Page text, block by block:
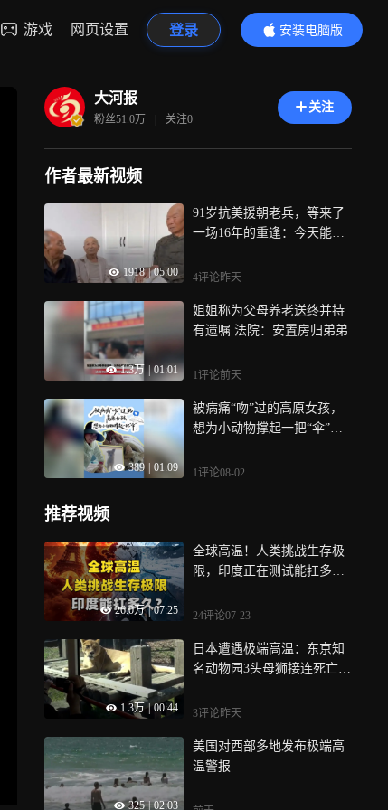
游戏 网页设置 登录
安装电脑版
内容更精彩
大河报
粉丝51.0万 | 关注0
关注
作者最新视频
1918 05:00
91岁抗美援朝老兵，等来了
一场16年的重逢：今天能坐
4评论昨天
1.3万 01:01
姐姐称为父母养老送终并持
有遗嘱 法院：安置房归弟弟
1评论前天
389 01:09
被病痛“吻”过的高原女孩，
想为小动物撑起一把“伞”！
县的白玛德吉，今年20岁，
兽医院，等自己好些了，替
那些不会说话的小生命，也
1评论08-02
推荐视频
26.0万 | 07:25
全球高温！人类挑战生存极
限，印度正在测试能扛多
24评论07-23
1.3万 | 00:44
日本遭遇极端高温：东京知
名动物园3头母狮接连死亡
3评论昨天
325 | 02:03
美国对西部多地发布极端高
温警报